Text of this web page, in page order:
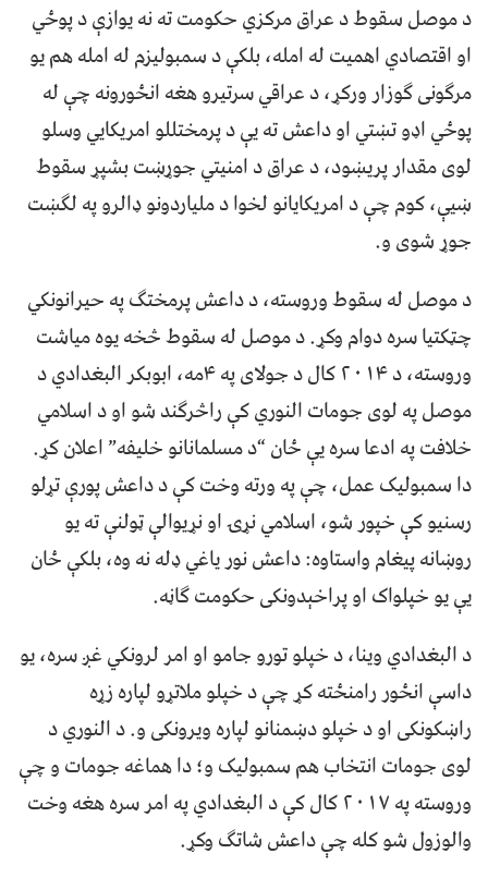
د موصل سقوط د عراق مرکزي حکومت ته نه یوازې د پوځي
او اقتصادي اهمیت له امله، بلکې د سمبولیزم له امله هم یو
مرګونی ګوزار ورکړ، د عراقي سرتیرو هغه انځورونه چې له
پوځي اډو تښتي او داعش ته یې د پرمختللو امریکایي وسلو
لوی مقدار پریښود، د عراق د امنیتي جوړښت بشپړ سقوط
ښیې، کوم چې د امریکایانو لخوا د ملیاردونو ډالرو په لګښت
جوړ شوی و.
د موصل له سقوط وروسته، د داعش پرمختګ په حیرانونکي
چټکتيا سره دوام وکړ. د موصل له سقوط څخه یوه میاشت
وروسته، د ۲۰۱۴ کال د جولای په ۴مه، ابوبکر البغدادي د
موصل په لوی جومات النوري کې راڅرګند شو او د اسلامي
خلافت په ادعا سره یې ځان “د مسلمانانو خلیفه” اعلان کړ.
دا سمبولیک عمل، چې په ورته وخت کې د داعش پورې تړلو
رسنیو کې خپور شو، اسلامي نړۍ او نړیوالې ټولنې ته یو
روښانه پیغام واستاوه: داعش نور یاغي ډله نه وه، بلکې ځان
یې یو خپلواک او پراخېدونکی حکومت ګاڼه.
د البغدادي وینا، د خپلو تورو جامو او امر لرونکي غږ سره، یو
داسې انځور رامنځته کړ چې د خپلو ملاتړو لپاره زړه
راښکونکی او د خپلو دښمنانو لپاره ویرونکی و. د النوري د
لوی جومات انتخاب هم سمبولیک و؛ دا هماغه جومات و چې
وروسته په ۲۰۱۷ کال کې د البغدادي په امر سره هغه وخت
والوزول شو کله چې داعش شاتګ وکړ.